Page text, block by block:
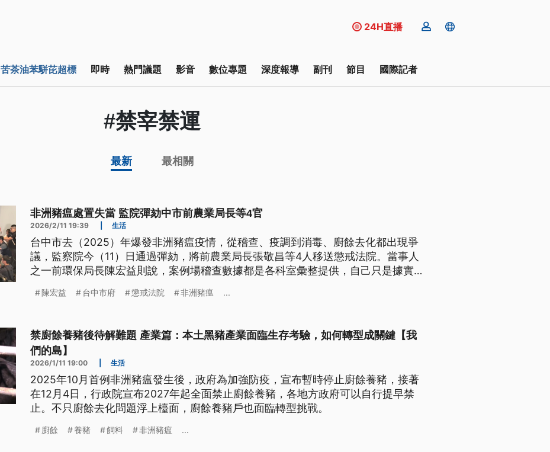
24H直播
苦茶油苯駢芘超標 即時 熱門議題 影音 數位專題 深度報導 副刊 節目 國際記者
#禁宰禁運
最新 最相關
非洲豬瘟處置失當 監院彈劾中市前農業局長等4官
2026/2/11 19:39 生活
台中市去（2025）年爆發非洲豬瘟疫情，從稽查、疫調到消毒、廚餘去化都出現爭
議，監察院今（11）日通過彈劾，將前農業局長張敬昌等4人移送懲戒法院。當事人
之一前環保局長陳宏益則說，案例場稽查數據都是各科室彙整提供，自己只是據實以
陳宏益 台中市府 懲戒法院 非洲豬瘟 ...
禁廚餘養豬後待解難題 產業篇：本土黑豬產業面臨生存考驗，如何轉型成關鍵【我
們的島】
2026/1/11 19:00 生活
2025年10月首例非洲豬瘟發生後，政府為加強防疫，宣布暫時停止廚餘養豬，接著
在12月4日，行政院宣布2027年起全面禁止廚餘養豬，各地方政府可以自行提早禁
止。不只廚餘去化問題浮上檯面，廚餘養豬戶也面臨轉型挑戰。
廚餘 養豬 飼料 非洲豬瘟 ...